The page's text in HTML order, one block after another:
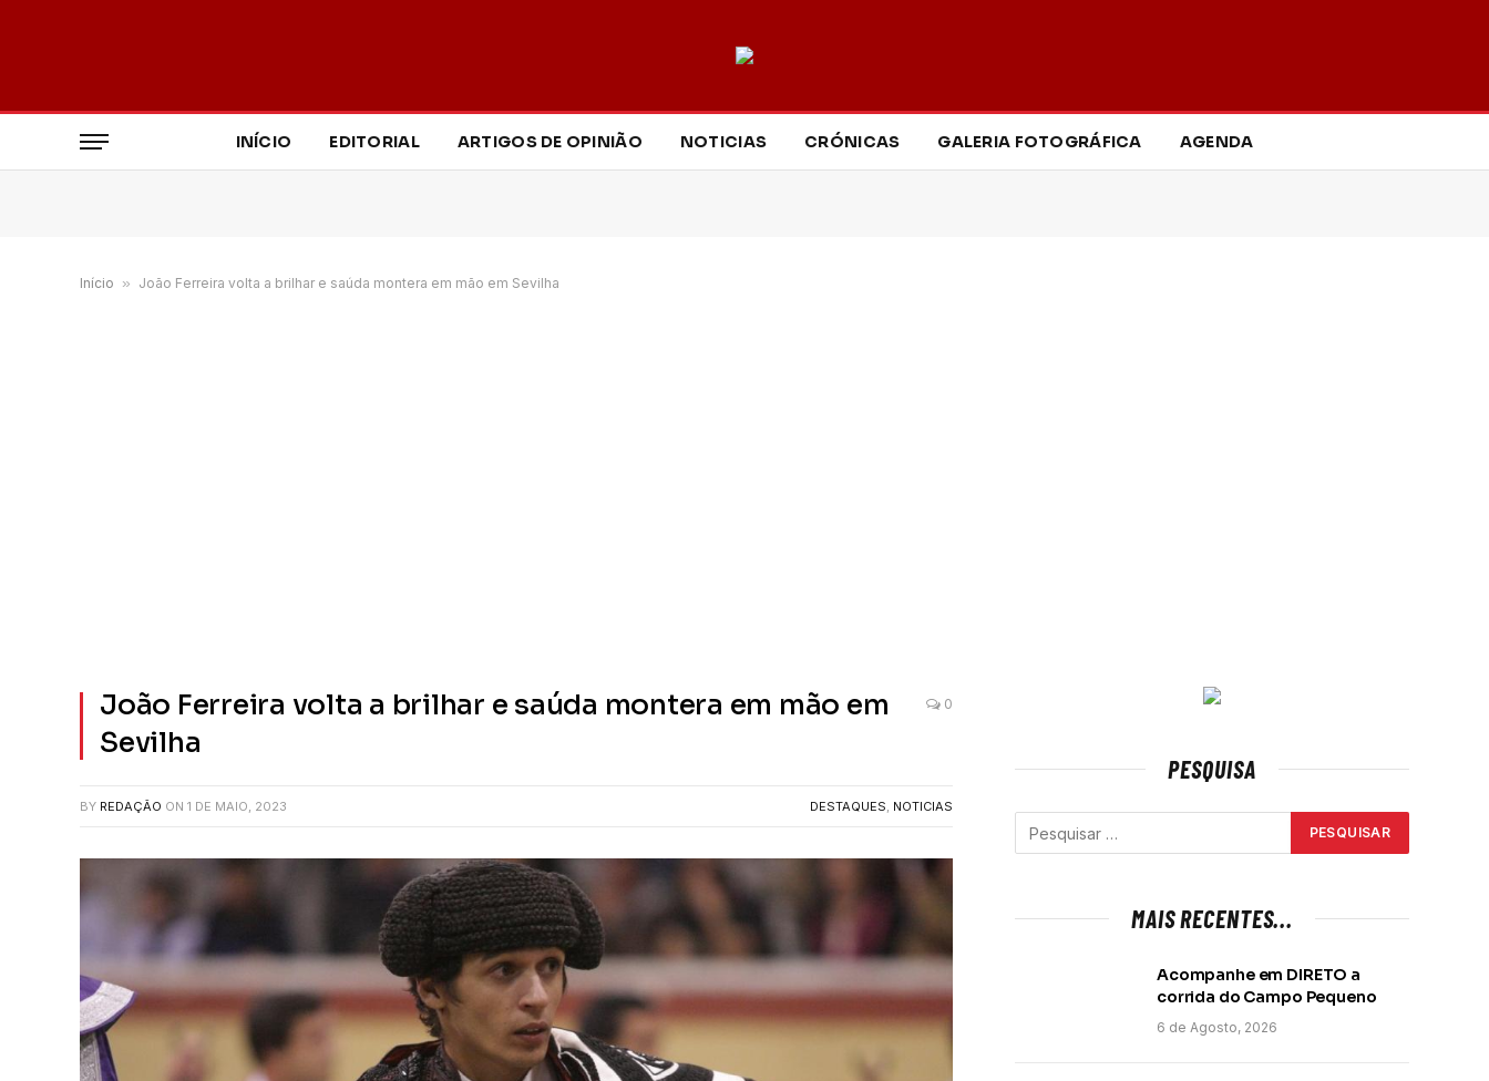
INÍCIO EDITORIAL ARTIGOS DE OPINIÃO NOTICIAS CRÓNICAS GALERIA FOTOGRÁFICA AGENDA
Início » João Ferreira volta a brilhar e saúda montera em mão em Sevilha
João Ferreira volta a brilhar e saúda montera em mão em
Sevilha
0
BY REDAÇÃO ON 1 DE MAIO, 2023 DESTAQUES, NOTICIAS
PESQUISA
MAIS RECENTES...
Acompanhe em DIRETO a
corrida do Campo Pequeno
6 de Agosto, 2026